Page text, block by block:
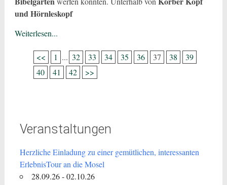
und Hörnleskopf
Weiterlesen...
<< 1 ... 32 33 34 35 36 37 38
39
40
41 42 >>
Veranstaltungen
Herzliche Einladung zu einer gemütlichen, interessanten
ErlebnisTour an die Mosel
28.09.26 - 02.10.26